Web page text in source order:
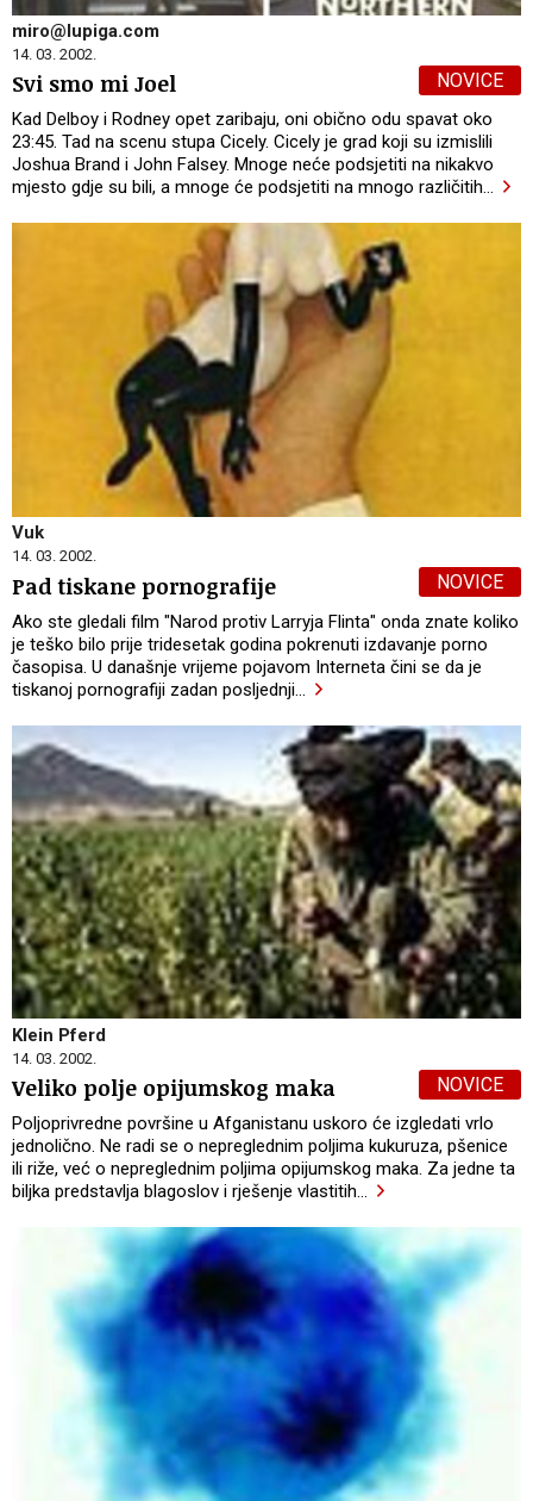
miro@lupiga.com
14. 03. 2002.
NOVICE
Svi smo mi Joel
Kad Delboy i Rodney opet zaribaju, oni obično odu spavat oko
23:45. Tad na scenu stupa Cicely. Cicely je grad koji su izmislili
Joshua Brand i John Falsey. Mnoge neće podsjetiti na nikakvo
mjesto gdje su bili, a mnoge će podsjetiti na mnogo različitih…
Vuk
14. 03. 2002.
NOVICE
Pad tiskane pornografije
Ako ste gledali film "Narod protiv Larryja Flinta" onda znate koliko
je teško bilo prije tridesetak godina pokrenuti izdavanje porno
časopisa. U današnje vrijeme pojavom Interneta čini se da je
tiskanoj pornografiji zadan posljednji
Klein Pferd
14. 03. 2002.
NOVICE
Veliko polje opijumskog maka
Poljoprivredne površine u Afganistanu uskoro će izgledati vrlo
jednolično. Ne radi se o nepreglednim poljima kukuruza, pšenice
ili riže, već o nepreglednim poljima opijumskog maka. Za jedne ta
biljka predstavlja blagoslov i rješenje vlastitih…